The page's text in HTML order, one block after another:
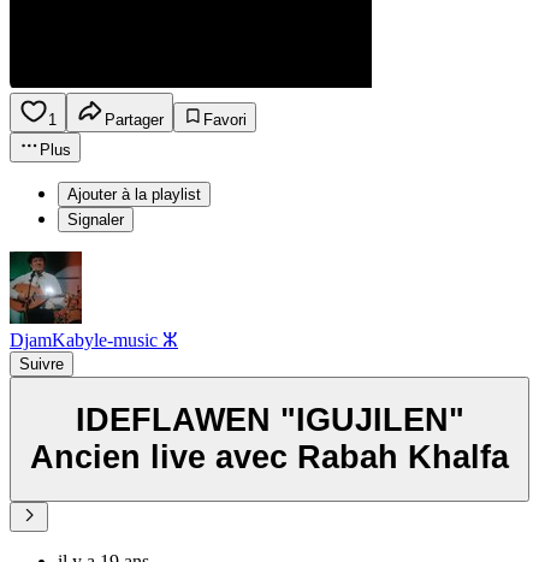
1 Partager
Favori
Plus
Ajouter à la playlist
Signaler
DjamKabyle-music ⵣ
Suivre
IDEFLAWEN "IGUJILEN"
Ancien live avec Rabah Khalfa